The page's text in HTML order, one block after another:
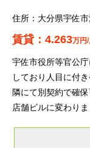
大分県宇佐
4.263万円/
宇佐市役所等官公
しており人目に付
隣にて別契約で確
店舗ビルに変わり